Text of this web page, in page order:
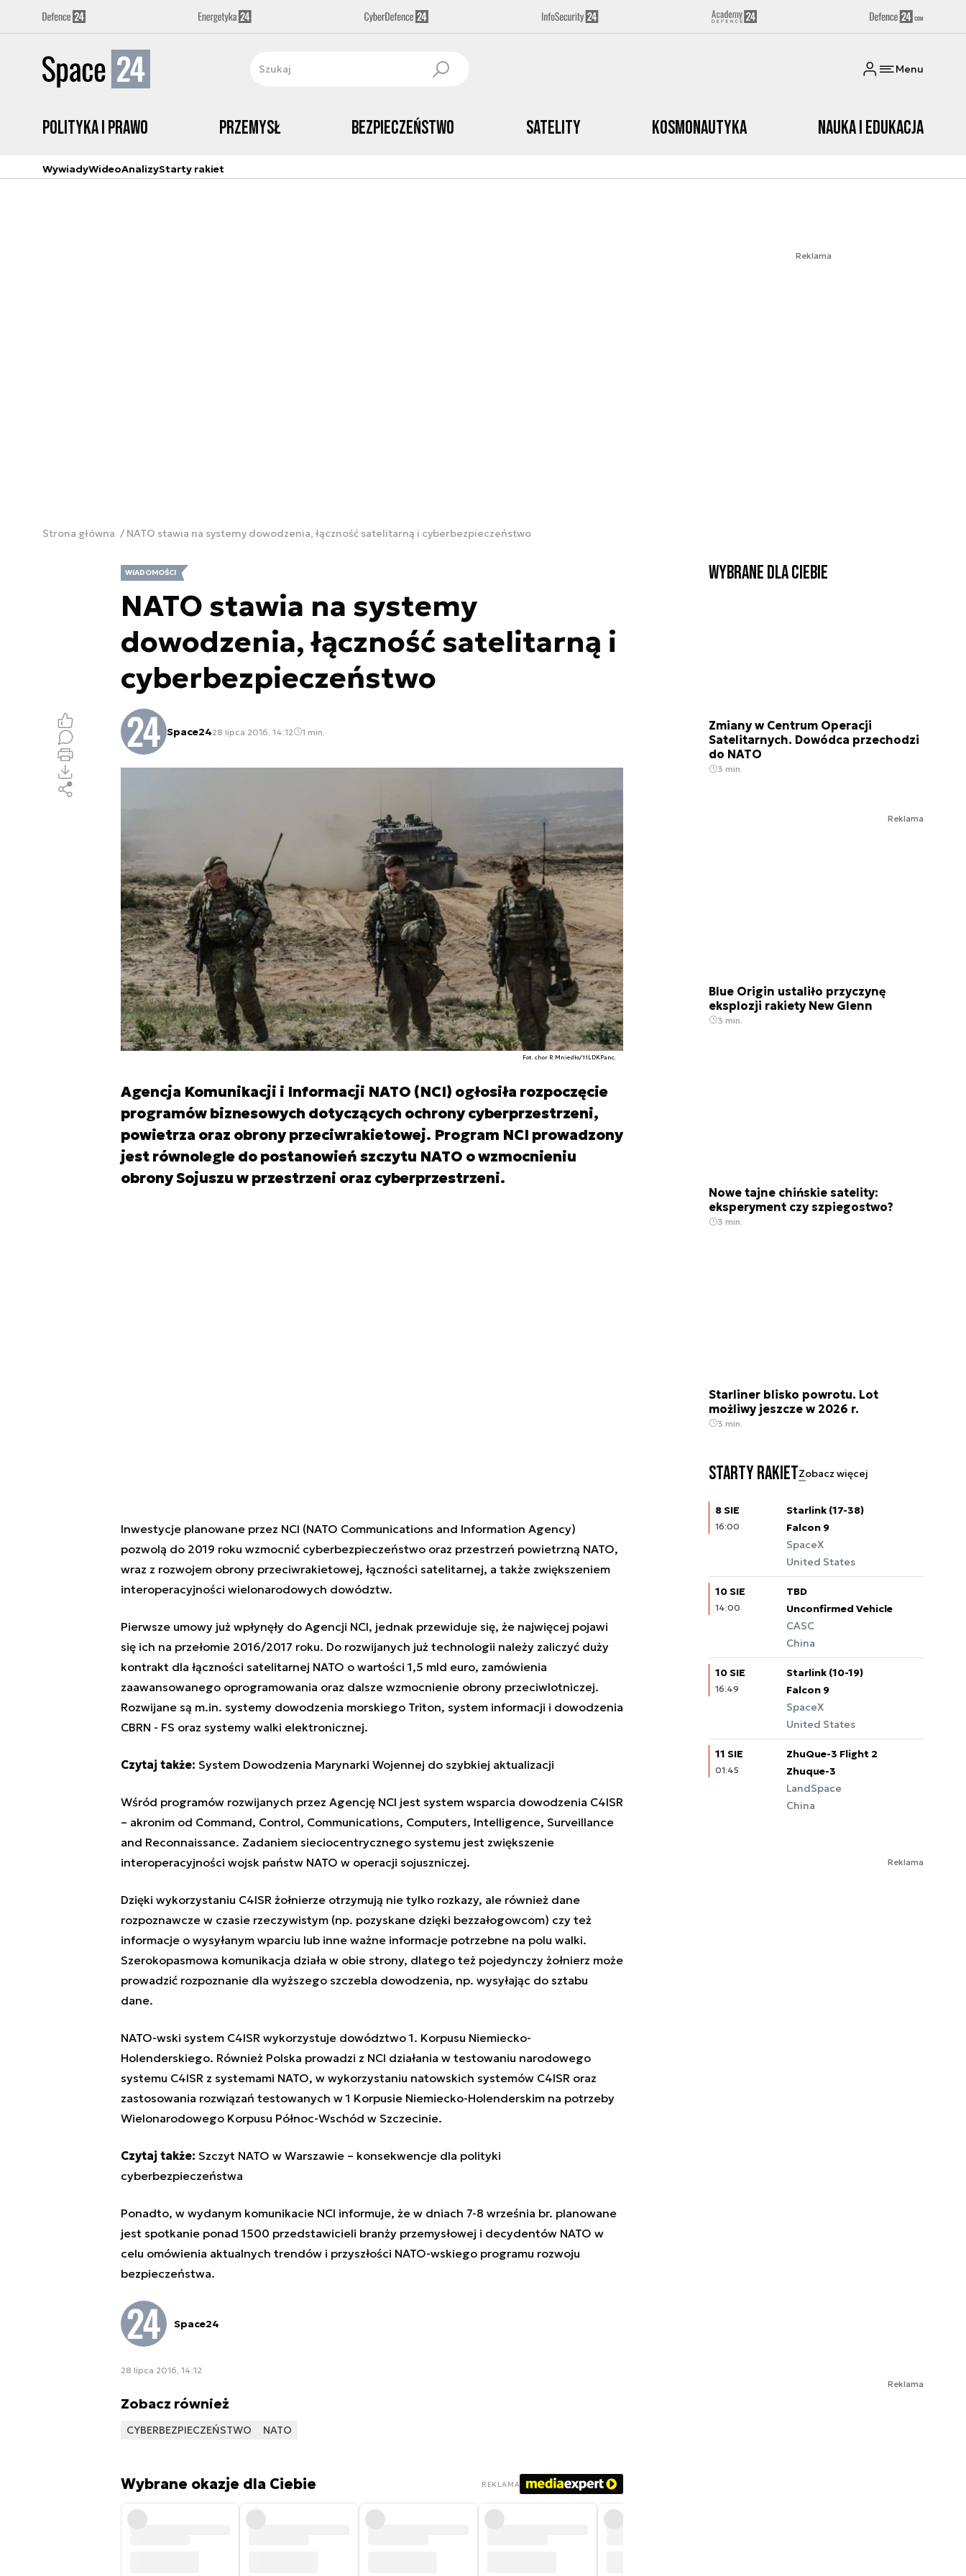
Menu
Polityka i prawo Przemysł Bezpieczeństwo Satelity Kosmonautyka Nauka i edukacja
WywiadyWideoAnalizyStarty rakiet
Reklama
Strona główna NATO stawia na systemy dowodzenia, łączność satelitarną i cyberbezpieczeństwo
WIADOMOŚCI
NATO stawia na systemy
dowodzenia, łączność satelitarną i
cyberbezpieczeństwo
Space2428 lipca 2016, 14:12 1 min.
Fot. chor R.Mniedło/11LDKPanc.
Agencja Komunikacji i Informacji NATO (NCI) ogłosiła rozpoczęcie
programów biznesowych dotyczących ochrony cyberprzestrzeni,
powietrza oraz obrony przeciwrakietowej. Program NCI prowadzony
jest równolegle do postanowień szczytu NATO o wzmocnieniu
obrony Sojuszu w przestrzeni oraz cyberprzestrzeni.
Inwestycje planowane przez NCI (NATO Communications and Information Agency)
pozwolą do 2019 roku wzmocnić cyberbezpieczeństwo oraz przestrzeń powietrzną NATO,
wraz z rozwojem obrony przeciwrakietowej, łączności satelitarnej, a także zwiększeniem
interoperacyjności wielonarodowych dowództw.
Pierwsze umowy już wpłynęły do Agencji NCI, jednak przewiduje się, że najwięcej pojawi
się ich na przełomie 2016/2017 roku. Do rozwijanych już technologii należy zaliczyć duży
kontrakt dla łączności satelitarnej NATO o wartości 1,5 mld euro, zamówienia
zaawansowanego oprogramowania oraz dalsze wzmocnienie obrony przeciwlotniczej.
Rozwijane są m.in. systemy dowodzenia morskiego Triton, system informacji i dowodzenia
CBRN - FS oraz systemy walki elektronicznej.
Czytaj także: System Dowodzenia Marynarki Wojennej do szybkiej aktualizacji
Wśród programów rozwijanych przez Agencję NCI jest system wsparcia dowodzenia C4ISR
– akronim od Command, Control, Communications, Computers, Intelligence, Surveillance
and Reconnaissance. Zadaniem sieciocentrycznego systemu jest zwiększenie
interoperacyjności wojsk państw NATO w operacji sojuszniczej.
Dzięki wykorzystaniu C4ISR żołnierze otrzymują nie tylko rozkazy, ale również dane
rozpoznawcze w czasie rzeczywistym (np. pozyskane dzięki bezzałogowcom) czy też
informacje o wysyłanym wparciu lub inne ważne informacje potrzebne na polu walki.
Szerokopasmowa komunikacja działa w obie strony, dlatego też pojedynczy żołnierz może
prowadzić rozpoznanie dla wyższego szczebla dowodzenia, np. wysyłając do sztabu
dane.
NATO-wski system C4ISR wykorzystuje dowództwo 1. Korpusu Niemiecko-
Holenderskiego. Również Polska prowadzi z NCI działania w testowaniu narodowego
systemu C4ISR z systemami NATO, w wykorzystaniu natowskich systemów C4ISR oraz
zastosowania rozwiązań testowanych w 1 Korpusie Niemiecko-Holenderskim na potrzeby
Wielonarodowego Korpusu Północ-Wschód w Szczecinie.
Czytaj także: Szczyt NATO w Warszawie – konsekwencje dla polityki
cyberbezpieczeństwa
Ponadto, w wydanym komunikacie NCI informuje, że w dniach 7-8 września br. planowane
jest spotkanie ponad 1500 przedstawicieli branży przemysłowej i decydentów NATO w
celu omówienia aktualnych trendów i przyszłości NATO-wskiego programu rozwoju
bezpieczeństwa.
Space24
28 lipca 2016, 14:12
Zobacz również
CYBERBEZPIECZEŃSTWO NATO
Wybrane okazje dla Ciebie REKLAMA
Wybrane dla Ciebie
Zmiany w Centrum Operacji
Satelitarnych. Dowódca przechodzi
do NATO
3 min.
Reklama
Blue Origin ustaliło przyczynę
eksplozji rakiety New Glenn
3 min.
Nowe tajne chińskie satelity:
eksperyment czy szpiegostwo?
3 min.
Starliner blisko powrotu. Lot
możliwy jeszcze w 2026 r.
3 min.
Starty rakietZobacz więcej
8 SIE
16:00
Starlink (17-38)
Falcon 9
SpaceX
United States
10 SIE
14:00
TBD
Unconfirmed Vehicle
CASC
China
10 SIE
16:49
Starlink (10-19)
Falcon 9
SpaceX
United States
11 SIE
01:45
ZhuQue-3 Flight 2
Zhuque-3
LandSpace
China
Reklama
Reklama